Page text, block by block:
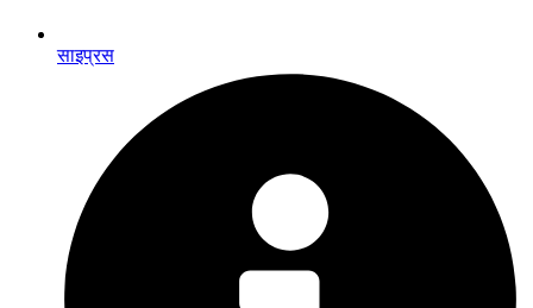
साइप्रस